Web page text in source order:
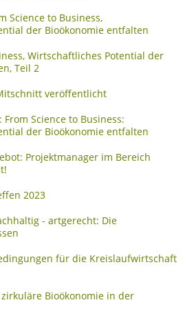
Science to Business,
der Bioökonomie entfalten
Wirtschaftliches Potential der
Teil 2
veröffentlicht
Science to Business:
der Bioökonomie entfalten
Projektmanager im Bereich
2023
- artgerecht: Die
für die Kreislaufwirtschaft
Bioökonomie in der